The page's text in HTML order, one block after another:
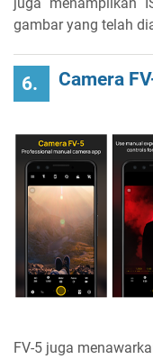
gambar yang telah
6. Camera
FV-5 juga